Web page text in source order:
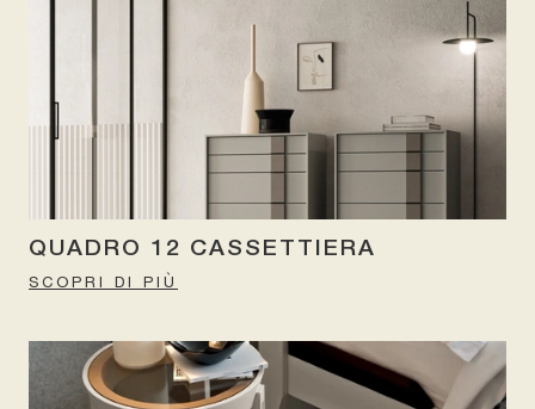
QUADRO 12 CASSETTIERA
SCOPRI DI PIÙ